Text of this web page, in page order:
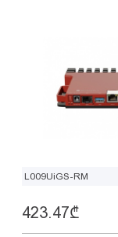
L009UiGS-RM
423.47₾